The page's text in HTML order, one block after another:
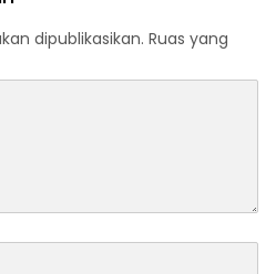
dipublikasikan. Ruas yang